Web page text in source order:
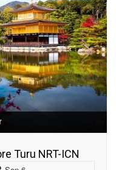
Turu NRT-ICN